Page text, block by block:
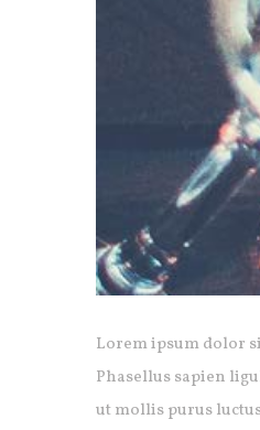
Lorem ipsum dolor
Phasellus sapien
ut mollis purus